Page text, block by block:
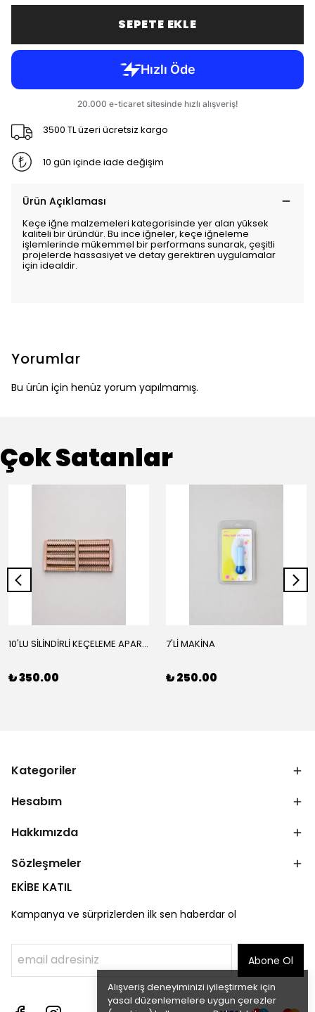
Alışveriş deneyiminizi iyileştirmek için
yasal düzenlemelere uygun çerezler
SEPETE EKLE
3500 TL üzeri ücretsiz kargo
10 gün içinde iade değişim
Ürün Açıklaması
Keçe iğne malzemeleri kategorisinde yer alan yüksek
kaliteli bir üründür. Bu ince iğneler, keçe iğneleme
işlemlerinde mükemmel bir performans sunarak, çeşitli
projelerde hassasiyet ve detay gerektiren uygulamalar
için idealdir.
Yorumlar
Bu ürün için henüz yorum yapılmamış.
Çok Satanlar
10'LU SİLİNDİRLİ KEÇELEME APARATI
₺ 350.00
7'Lİ MAKİNA
₺ 250.00
Kategoriler
Hesabım
Hakkımızda
Sözleşmeler
EKİBE KATIL
Kampanya ve sürprizlerden ilk sen haberdar ol
Abone Ol